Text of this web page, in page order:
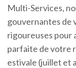
Multi-Services,
gouvernantes de
rigoureuses pour
parfaite de votre
estivale (juillet et